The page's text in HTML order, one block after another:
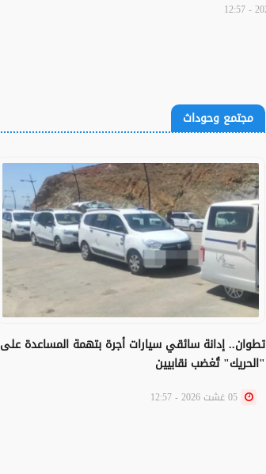
مجتمع وحوداث
تطوان.. إدانة سائقي سيارات أجرة بتهمة المساعدة على
"الحريك" تُغضب نقابيين